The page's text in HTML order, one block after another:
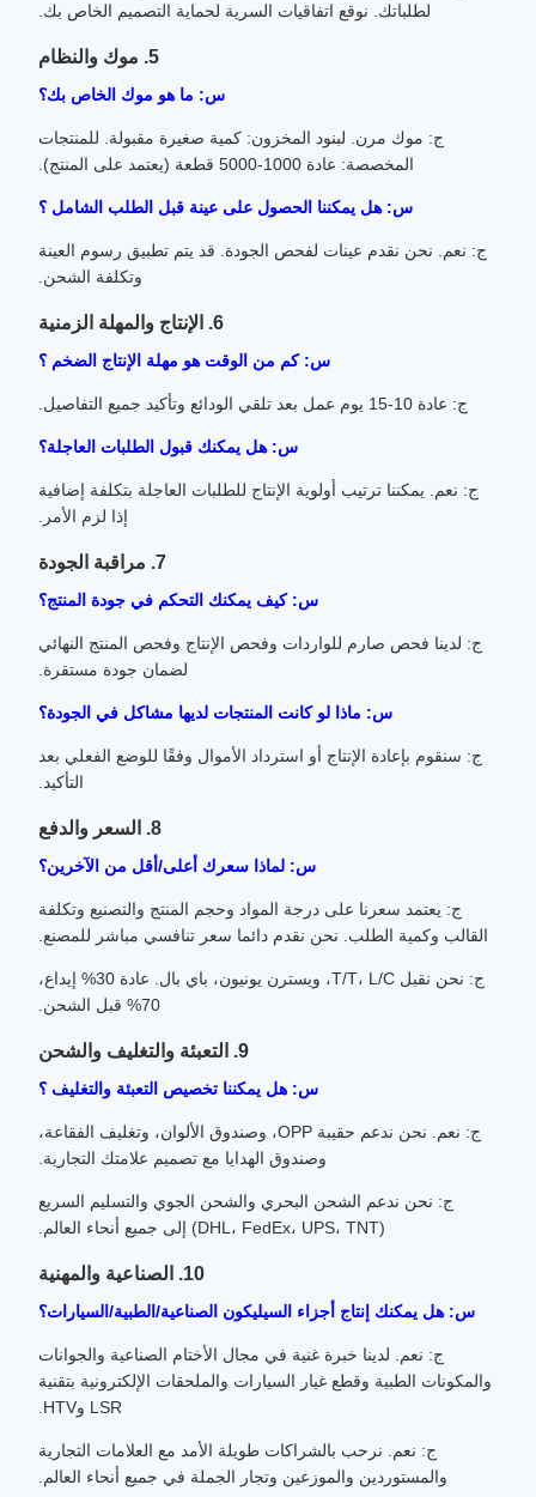
لطلباتك. نوقع اتفاقيات السرية لحماية التصميم الخاص بك.
5. موك والنظام
س: ما هو موك الخاص بك؟
ج: موك مرن. لبنود المخزون: كمية صغيرة مقبولة. للمنتجات
المخصصة: عادة 1000-5000 قطعة (يعتمد على المنتج).
س: هل يمكننا الحصول على عينة قبل الطلب الشامل ؟
ج: نعم. نحن نقدم عينات لفحص الجودة. قد يتم تطبيق رسوم العينة
وتكلفة الشحن.
6. الإنتاج والمهلة الزمنية
س: كم من الوقت هو مهلة الإنتاج الضخم ؟
ج: عادة 10-15 يوم عمل بعد تلقي الودائع وتأكيد جميع التفاصيل.
س: هل يمكنك قبول الطلبات العاجلة؟
ج: نعم. يمكننا ترتيب أولوية الإنتاج للطلبات العاجلة بتكلفة إضافية
إذا لزم الأمر.
7. مراقبة الجودة
س: كيف يمكنك التحكم في جودة المنتج؟
ج: لدينا فحص صارم للواردات وفحص الإنتاج وفحص المنتج النهائي
لضمان جودة مستقرة.
س: ماذا لو كانت المنتجات لديها مشاكل في الجودة؟
ج: سنقوم بإعادة الإنتاج أو استرداد الأموال وفقًا للوضع الفعلي بعد
التأكيد.
8. السعر والدفع
س: لماذا سعرك أعلى/أقل من الآخرين؟
ج: يعتمد سعرنا على درجة المواد وحجم المنتج والتصنيع وتكلفة
القالب وكمية الطلب. نحن نقدم دائما سعر تنافسي مباشر للمصنع.
ج: نحن نقبل T/T، L/C، ويسترن يونيون، باي بال. عادة 30% إيداع،
70% قبل الشحن.
9. التعبئة والتغليف والشحن
س: هل يمكننا تخصيص التعبئة والتغليف ؟
ج: نعم. نحن ندعم حقيبة OPP، وصندوق الألوان، وتغليف الفقاعة،
وصندوق الهدايا مع تصميم علامتك التجارية.
ج: نحن ندعم الشحن البحري والشحن الجوي والتسليم السريع
(DHL، FedEx، UPS، TNT) إلى جميع أنحاء العالم.
10. الصناعية والمهنية
س: هل يمكنك إنتاج أجزاء السيليكون الصناعية/الطبية/السيارات؟
ج: نعم. لدينا خبرة غنية في مجال الأختام الصناعية والجوانات
والمكونات الطبية وقطع غيار السيارات والملحقات الإلكترونية بتقنية
LSR وHTV.
ج: نعم. نرحب بالشراكات طويلة الأمد مع العلامات التجارية
والمستوردين والموزعين وتجار الجملة في جميع أنحاء العالم.